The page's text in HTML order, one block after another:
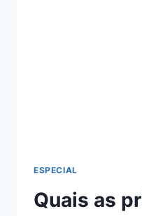
ESPECIAL
Quais as